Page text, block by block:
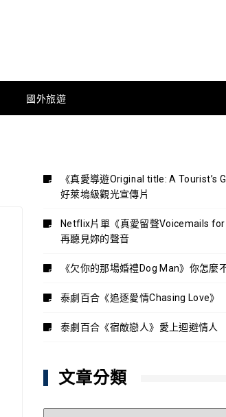
國外旅遊
《真愛導遊Original title: A Tourist’s
好萊塢級觀光宣傳片
Netflix片單《真愛留聲Voicemails
再聽見妳的聲音
《欠你的那場婚禮Dog Man》你怎麼
泰劇百合《追逐愛情Chasing Love》
泰劇百合《宿敵戀人》愛上迴避情人
文章分類